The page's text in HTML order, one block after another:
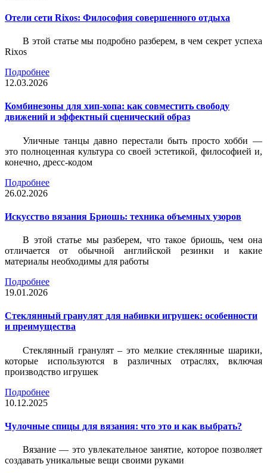
Отели сети Rixos: Философия совершенного отдыха
В этой статье мы подробно разберем, в чем секрет успеха
Rixos
Подробнее
12.03.2026
Комбинезоны для хип-хопа: как совместить свободу
движений и эффектный сценический образ
Уличные танцы давно перестали быть просто хобби —
это полноценная культура со своей эстетикой, философией и,
конечно, дресс-кодом
Подробнее
26.02.2026
Искусство вязания Бриошь: техника объемных узоров
В этой статье мы разберем, что такое бриошь, чем она
отличается от обычной английской резинки и какие
материалы необходимы для работы
Подробнее
19.01.2026
Стеклянный гранулят для набивки игрушек: особенности
и преимущества
Стеклянный гранулят – это мелкие стеклянные шарики,
которые используются в различных отраслях, включая
производство игрушек
Подробнее
10.12.2025
Чулочные спицы для вязания: что это и как выбрать?
Вязание — это увлекательное занятие, которое позволяет
создавать уникальные вещи своими руками